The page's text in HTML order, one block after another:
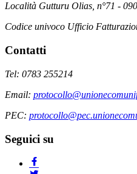
Località Gutturu Olias, n°71 -
Codice univoco Ufficio
Contatti
Tel: 0783 255214
Email:
PEC:
Seguici su